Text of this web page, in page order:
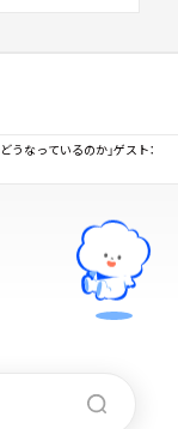
うなっているのか」ゲスト：